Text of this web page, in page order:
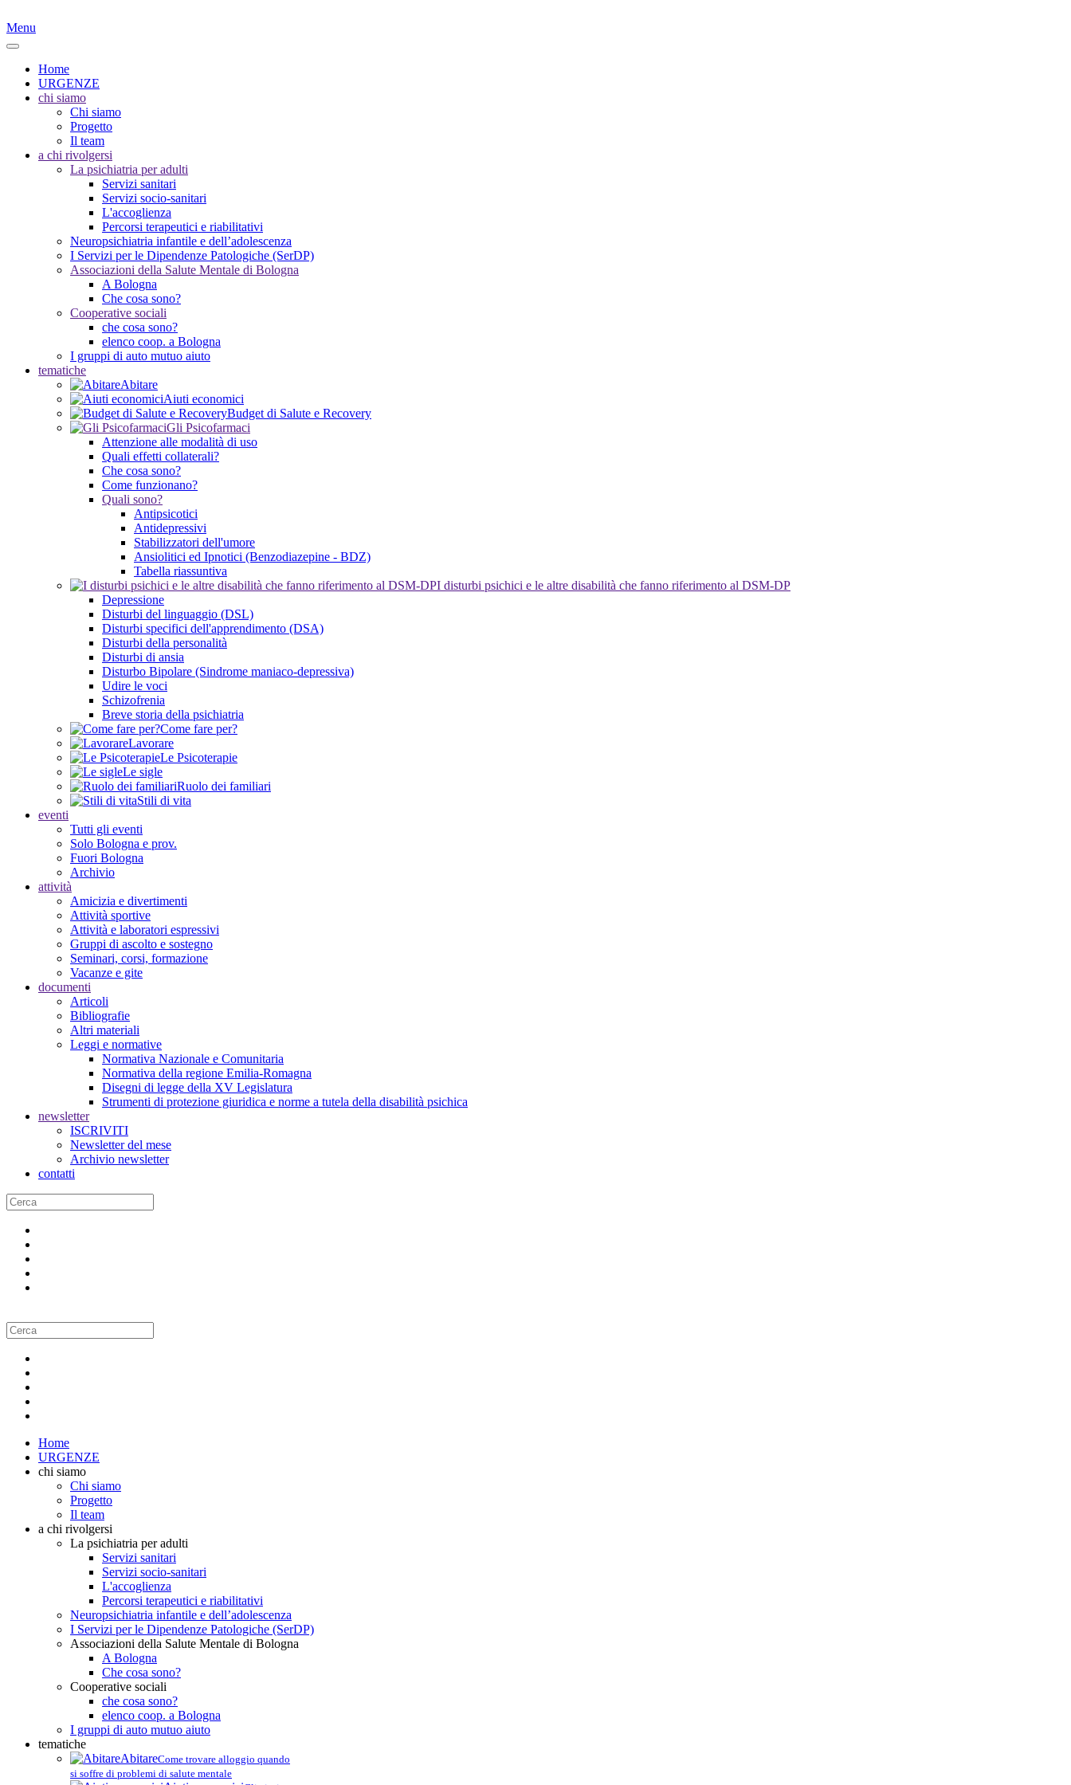
Menu
Home
URGENZE
chi siamo
Chi siamo
Progetto
Il team
a chi rivolgersi
La psichiatria per adulti
Servizi sanitari
Servizi socio-sanitari
L'accoglienza
Percorsi terapeutici e riabilitativi
Neuropsichiatria infantile e dell’adolescenza
I Servizi per le Dipendenze Patologiche (SerDP)
Associazioni della Salute Mentale di Bologna
A Bologna
Che cosa sono?
Cooperative sociali
che cosa sono?
elenco coop. a Bologna
I gruppi di auto mutuo aiuto
tematiche
Abitare
Aiuti economici
Budget di Salute e Recovery
Gli Psicofarmaci
Attenzione alle modalità di uso
Quali effetti collaterali?
Che cosa sono?
Come funzionano?
Quali sono?
Antipsicotici
Antidepressivi
Stabilizzatori dell'umore
Ansiolitici ed Ipnotici (Benzodiazepine - BDZ)
Tabella riassuntiva
I disturbi psichici e le altre disabilità che fanno riferimento al DSM-DP
Depressione
Disturbi del linguaggio (DSL)
Disturbi specifici dell'apprendimento (DSA)
Disturbi della personalità
Disturbi di ansia
Disturbo Bipolare (Sindrome maniaco-depressiva)
Udire le voci
Schizofrenia
Breve storia della psichiatria
Come fare per?
Lavorare
Le Psicoterapie
Le sigle
Ruolo dei familiari
Stili di vita
eventi
Tutti gli eventi
Solo Bologna e prov.
Fuori Bologna
Archivio
attività
Amicizia e divertimenti
Attività sportive
Attività e laboratori espressivi
Gruppi di ascolto e sostegno
Seminari, corsi, formazione
Vacanze e gite
documenti
Articoli
Bibliografie
Altri materiali
Leggi e normative
Normativa Nazionale e Comunitaria
Normativa della regione Emilia-Romagna
Disegni di legge della XV Legislatura
Strumenti di protezione giuridica e norme a tutela della disabilità psichica
newsletter
ISCRIVITI
Newsletter del mese
Archivio newsletter
contatti
Home
URGENZE
chi siamo
Chi siamo
Progetto
Il team
a chi rivolgersi
La psichiatria per adulti
Servizi sanitari
Servizi socio-sanitari
L'accoglienza
Percorsi terapeutici e riabilitativi
Neuropsichiatria infantile e dell’adolescenza
I Servizi per le Dipendenze Patologiche (SerDP)
Associazioni della Salute Mentale di Bologna
A Bologna
Che cosa sono?
Cooperative sociali
che cosa sono?
elenco coop. a Bologna
I gruppi di auto mutuo aiuto
tematiche
AbitareCome trovare alloggio quando
si soffre di problemi di salute mentale